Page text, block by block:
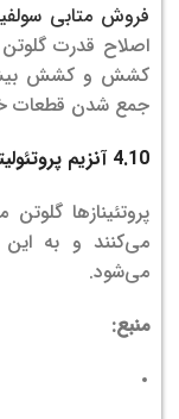
فروش متابی
اصلاح قدرت
کشش و کشش
جمع شدن قطعات
4.10 آنزیم پروتئولیتیک
پروتئینازها
می‌کنند و به
می‌شود.
منبع: